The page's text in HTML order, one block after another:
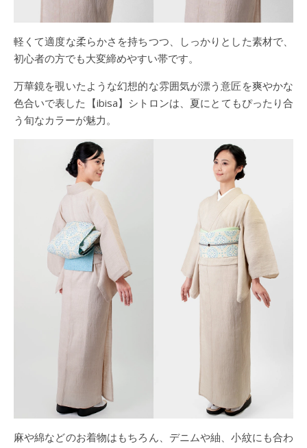
軽くて適度な柔らかさを持ちつつ、しっかりとした素材で、
初心者の方でも大変締めやすい帯です。
万華鏡を覗いたような幻想的な雰囲気が漂う意匠を爽やかな
色合いで表した【ibisa】シトロンは、夏にとてもぴったり合
う旬なカラーが魅力。
麻や綿などのお着物はもちろん、デニムや紬、小紋にも合わ